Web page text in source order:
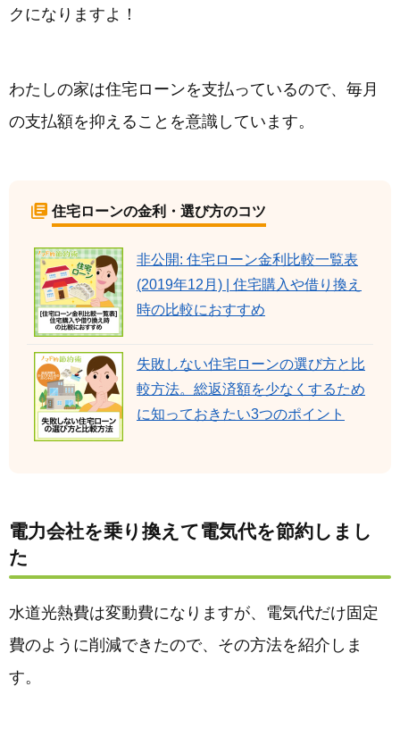
クになりますよ！
わたしの家は住宅ローンを支払っているので、毎月
の支払額を抑えることを意識しています。
住宅ローンの金利・選び方のコツ
非公開: 住宅ローン金利比較一覧表
(2019年12月) | 住宅購入や借り換え
時の比較におすすめ
失敗しない住宅ローンの選び方と比
較方法。総返済額を少なくするため
に知っておきたい3つのポイント
電力会社を乗り換えて電気代を節約しまし
た
水道光熱費は変動費になりますが、電気代だけ固定
費のように削減できたので、その方法を紹介しま
す。